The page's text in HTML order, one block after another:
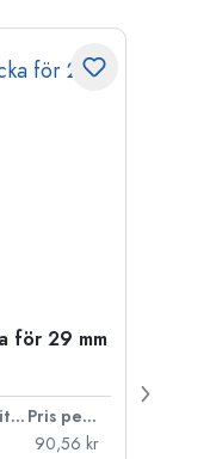
för 29 mm
Kvantitet
Pris per styck
90,56 kr